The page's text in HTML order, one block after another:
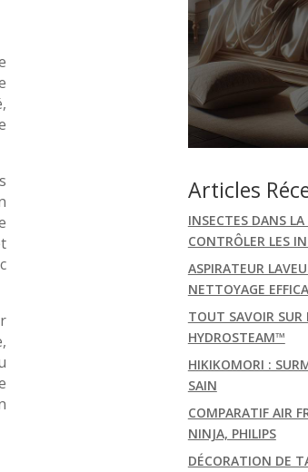
Articles
INSECTES DANS
CONTRÔLER LES
ASPIRATEUR
NETTOYAGE
TOUT SAVOIR SUR
HYDROSTEAM™
HIKIKOMORI :
SAIN
COMPARATIF AIR
NINJA, PHILIPS
DÉCORATION DE